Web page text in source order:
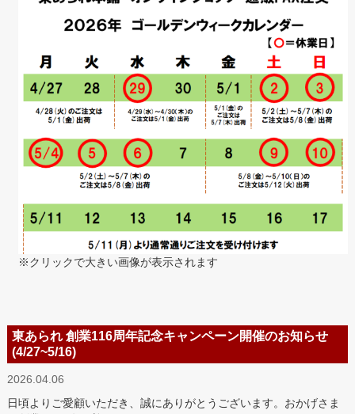
※クリックで大きい画像が表示されます
東あられ 創業116周年記念キャンペーン開催のお知らせ
(4/27~5/16)
2026.04.06
日頃よりご愛顧いただき、誠にありがとうございます。おかげさま